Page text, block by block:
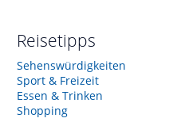
Reisetipps
Sehenswürdigkeiten
Sport & Freizeit
Essen & Trinken
Shopping